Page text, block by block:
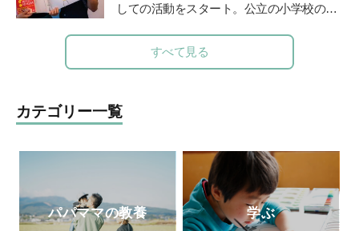
しての活動をスタート。公立の小学校の授
性にまつわるワークショップを行う。『３
～９歳ではじめるアクロストン式「赤ちゃ
もに伝えたい性のＱ＆Ａ』（主婦の友
社）、『思春期の性と恋愛 子どもたちの
頭の中がこんなことになっているなん
て！』（主婦の友社）、『10歳からのカラ
ダ・性・ココロのいろいろブック(ほるぷ
出版)』が発売中。公式ＨＰ
すべて見る
カテゴリー一覧
パパママの教養 学ぶ